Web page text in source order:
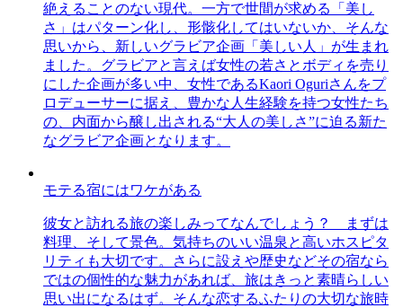
絶えることのない現代。一方で世間が求める「美し
さ」はパターン化し、形骸化してはいないか、そんな
思いから、新しいグラビア企画「美しい人」が生まれ
ました。グラビアと言えば女性の若さとボディを売り
にした企画が多い中、女性であるKaori Oguriさんをプ
ロデューサーに据え、豊かな人生経験を持つ女性たち
の、内面から醸し出される“大人の美しさ”に迫る新た
なグラビア企画となります。
モテる宿にはワケがある
彼女と訪れる旅の楽しみってなんでしょう？ まずは
料理、そして景色。気持ちのいい温泉と高いホスピタ
リティも大切です。さらに設えや歴史などその宿なら
ではの個性的な魅力があれば、旅はきっと素晴らしい
思い出になるはず。そんな恋するふたりの大切な旅時